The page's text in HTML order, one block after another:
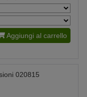
Aggiungi al carrello
020815